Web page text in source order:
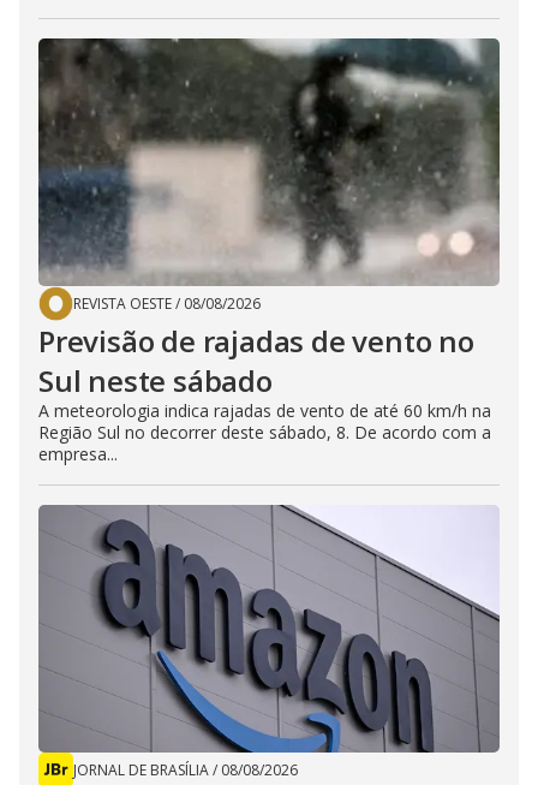
REVISTA OESTE/ 08/08/2026
Previsão de rajadas de vento no
Sul neste sábado
A meteorologia indica rajadas de vento de até 60 km/h na
Região Sul no decorrer deste sábado, 8. De acordo com a
empresa...
JORNAL DE BRASÍLIA/ 08/08/2026